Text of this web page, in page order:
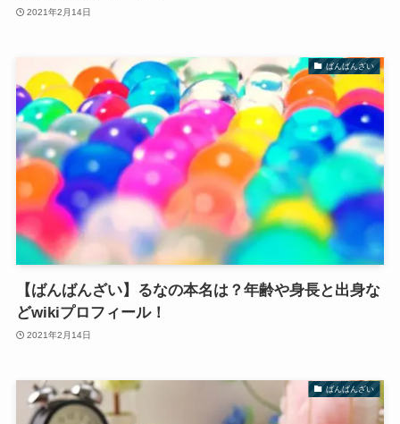
2021年2月14日
ばんばんざい
【ばんばんざい】るなの本名は？年齢や身長と出身な
どwikiプロフィール！
2021年2月14日
ばんばんざい